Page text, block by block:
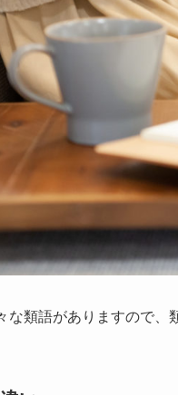
な類語がありますので、